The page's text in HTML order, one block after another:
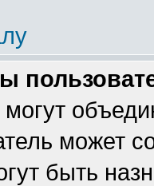
может
быть